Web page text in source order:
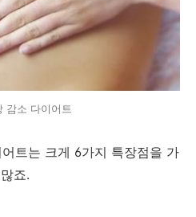
감소 다이어트
트는 크게 6가지 특장점을 가
죠.